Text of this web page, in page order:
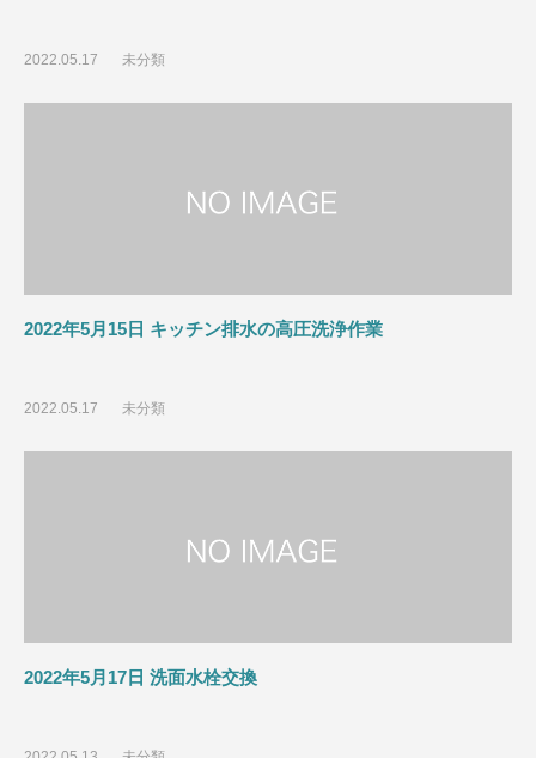
2022.05.17 未分類
2022年5月15日 キッチン排水の高圧洗浄作業
2022.05.17 未分類
2022年5月17日 洗面水栓交換